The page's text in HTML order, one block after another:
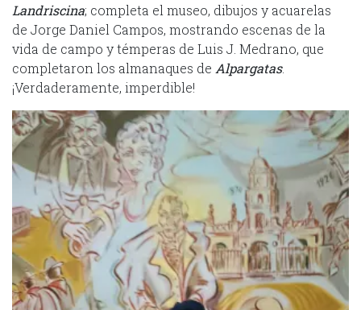
Landriscina; completa el museo, dibujos y acuarelas
de Jorge Daniel Campos, mostrando escenas de la
vida de campo y témperas de Luis J. Medrano, que
completaron los almanaques de Alpargatas.
¡Verdaderamente, imperdible!